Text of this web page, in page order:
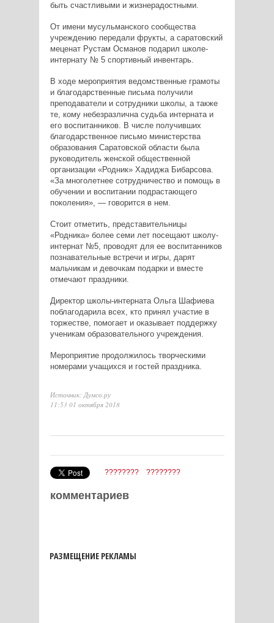
быть счастливыми и жизнерадостными.
От имени мусульманского сообщества
учреждению передали фрукты, а саратовский
меценат Рустам Османов подарил школе-
интернату № 5 спортивный инвентарь.
В ходе мероприятия ведомственные грамоты
и благодарственные письма получили
преподаватели и сотрудники школы, а также
те, кому небезразлична судьба интерната и
его воспитанников. В числе получивших
благодарственное письмо министерства
образования Саратовской области была
руководитель женской общественной
организации «Родник» Хадиджа Бибарсова.
«За многолетнее сотрудничество и помощь в
обучении и воспитании подрастающего
поколения», — говорится в нем.
Стоит отметить, представительницы
«Родника» более семи лет посещают школу-
интернат №5, проводят для ее воспитанников
познавательные встречи и игры, дарят
мальчикам и девочкам подарки и вместе
отмечают праздники.
Директор школы-интерната Ольга Шафиева
поблагодарила всех, кто принял участие в
торжестве, помогает и оказывает поддержку
ученикам образовательного учреждения.
Мероприятие продолжилось творческими
номерами учащихся и гостей праздника.
Источник: Думсо.ру
11:53 01 октября 2018
???????? ????????
комментариев
РАЗМЕЩЕНИЕ РЕКЛАМЫ